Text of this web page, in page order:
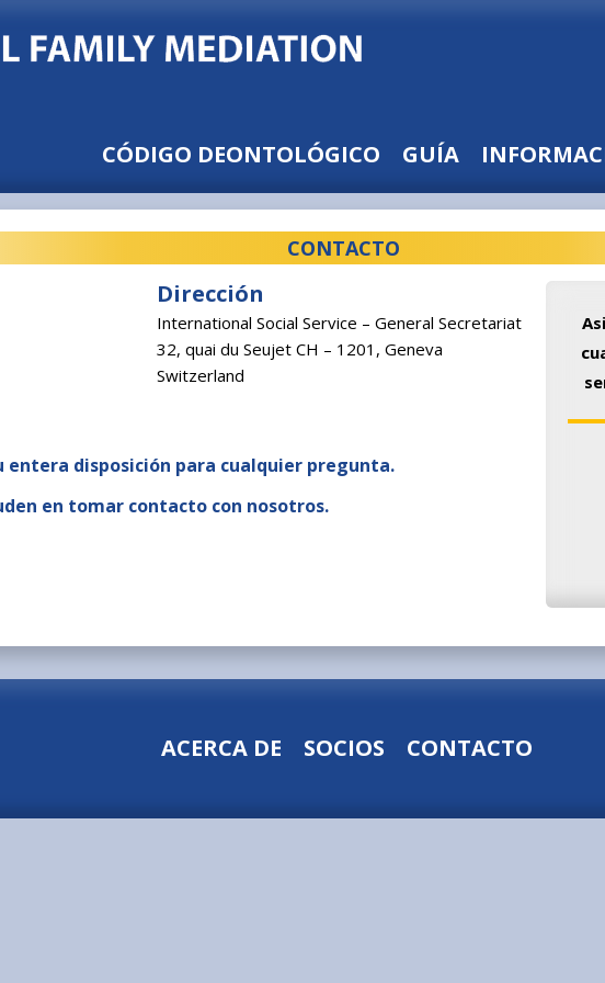
CÓDIGO DEONTOLÓGICO GUÍA
CONTACTO
Dirección
International Social Service – General Secretariat
32, quai du Seujet CH – 1201, Geneva
Switzerland
entera disposición para cualquier pregunta.
en tomar contacto con nosotros.
ACERCA DE SOCIOS CONTACTO